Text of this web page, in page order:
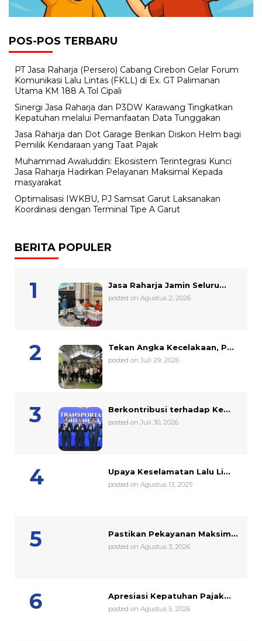
POS-POS TERBARU
PT Jasa Raharja (Persero) Cabang Cirebon Gelar Forum
Komunikasi Lalu Lintas (FKLL) di Ex. GT Palimanan
Utama KM 188 A Tol Cipali
Sinergi Jasa Raharja dan P3DW Karawang Tingkatkan
Kepatuhan melalui Pemanfaatan Data Tunggakan
Jasa Raharja dan Dot Garage Berikan Diskon Helm bagi
Pemilik Kendaraan yang Taat Pajak
Muhammad Awaluddin: Ekosistem Terintegrasi Kunci
Jasa Raharja Hadirkan Pelayanan Maksimal Kepada
masyarakat
Optimalisasi IWKBU, PJ Samsat Garut Laksanakan
Koordinasi dengan Terminal Tipe A Garut
BERITA POPULER
Jasa Raharja Jamin Seluru...
posted on Agustus 2, 2026
Tekan Angka Kecelakaan, P...
posted on Juli 29, 2026
Berkontribusi terhadap Ke...
posted on Juli 30, 2026
Upaya Keselamatan Lalu Li...
posted on Agustus 13, 2025
Pastikan Pekayanan Maksim...
posted on Agustus 3, 2026
Apresiasi Kepatuhan Pajak...
posted on Agustus 5, 2026